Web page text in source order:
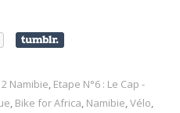
2 Namibie Etape N°6 : Le Cap -
Bike for Africa Namibie Vélo